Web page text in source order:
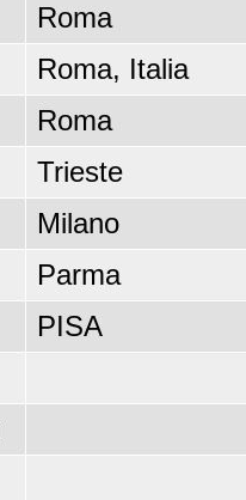
Roma
Roma, Italia
Roma
Trieste
Milano
Parma
PISA